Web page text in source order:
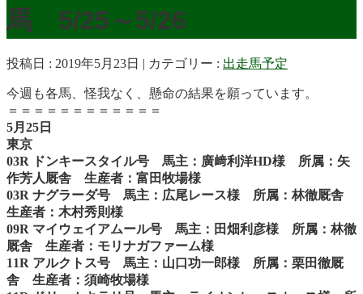
馬 5/25～5/26
投稿日 : 2019年5月23日 カテゴリー : 出走馬予定
今週も各馬、怪我なく、懸命の結果を願っています。
＝＝＝＝＝＝＝＝＝＝＝＝
5月25日
東京
03R ドンキースタイル号 馬主：廣﨑利洋HD様 所属：矢
作芳人厩舎 生産者：富田牧場様
03R ナグラーダ号 馬主：広尾レース様 所属：林徹厩舎
生産者：木村秀則様
09R マイウェイアムール号 馬主：田畑利彦様 所属：林徹
厩舎 生産者：モリナガファーム様
11R アルクトス号 馬主：山口功一郎様 所属：栗田徹厩
舎 生産者：須崎牧場様